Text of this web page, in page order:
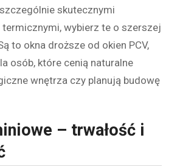
skutecznymi
wybierz te o szerszej
to okna droższe od okien PCV,
osób, które cenią naturalne
wnętrza czy planują budowę
– trwałość i